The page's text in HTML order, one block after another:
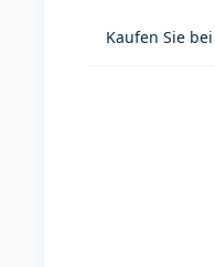
Kaufen Sie bei